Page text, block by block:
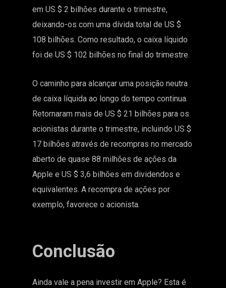
em US $ 2 bilhões durante o trimestre,
deixando-os com uma dívida total de US $
108 bilhões. Como resultado, o caixa líquido
foi de US $ 102 bilhões no final do trimestre.
O caminho para alcançar uma posição neutra
de caixa líquida ao longo do tempo continua.
Retornaram mais de US $ 21 bilhões para os
acionistas durante o trimestre, incluindo US $
17 bilhões através de recompras no mercado
aberto de quase 88 milhões de ações da
Apple e US $ 3,6 bilhões em dividendos e
equivalentes. A recompra de ações por
exemplo, favorece o acionista.
Conclusão
Ainda vale a pena investir em Apple? Esta é